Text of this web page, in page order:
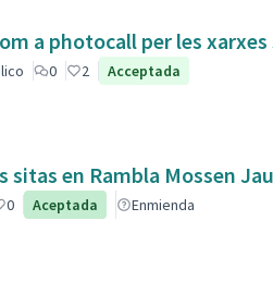
a photocall per les xarxes
0 2 Acceptada
sitas en Rambla Mossen
0 Aceptada Enmienda